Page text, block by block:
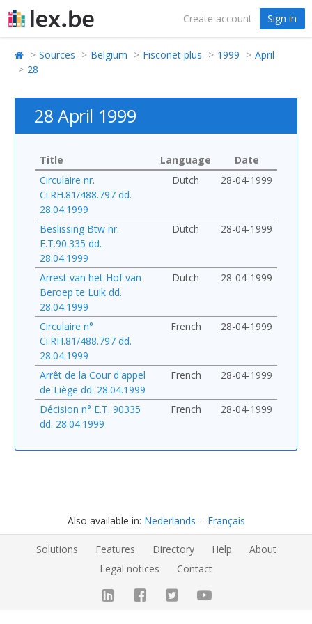
Create account Sign in
Sources Belgium Fisconet plus 1999
April
28
28 April 1999
Title Language
Date
Circulaire nr.
Ci.RH.81/488.797 dd.
28.04.1999
Dutch 28-04-1999
Beslissing Btw nr.
E.T.90.335 dd.
28.04.1999
Dutch 28-04-1999
Arrest van het Hof van
Beroep te Luik dd.
28.04.1999
Dutch 28-04-1999
Circulaire n°
Ci.RH.81/488.797 dd.
28.04.1999
French 28-04-1999
Arrêt de la Cour d'appel
de Liège dd. 28.04.1999
French 28-04-1999
Décision n° E.T. 90335
dd. 28.04.1999
French 28-04-1999
Also available in: Nederlands Français
Solutions Features Directory Help
About
Legal notices
Contact